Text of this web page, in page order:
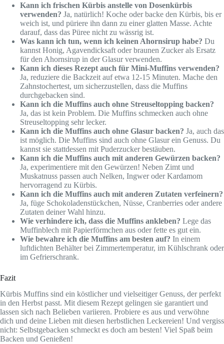
Kann ich frischen Kürbis anstelle von Dosenkürbis
verwenden? Ja, natürlich! Koche oder backe den Kürbis, bis er
weich ist, und püriere ihn dann zu einer glatten Masse. Achte
darauf, dass das Püree nicht zu wässrig ist.
Was kann ich tun, wenn ich keinen Ahornsirup habe? Du
kannst Honig, Agavendicksaft oder braunen Zucker als Ersatz
für den Ahornsirup in der Glasur verwenden.
Kann ich dieses Rezept auch für Mini-Muffins verwenden?
Ja, reduziere die Backzeit auf etwa 12-15 Minuten. Mache den
Zahnstochertest, um sicherzustellen, dass die Muffins
durchgebacken sind.
Kann ich die Muffins auch ohne Streuseltopping backen?
Ja, das ist kein Problem. Die Muffins schmecken auch ohne
Streuseltopping sehr lecker.
Kann ich die Muffins auch ohne Glasur backen? Ja, auch das
ist möglich. Die Muffins sind auch ohne Glasur ein Genuss. Du
kannst sie stattdessen mit Puderzucker bestäuben.
Kann ich die Muffins auch mit anderen Gewürzen backen?
Ja, experimentiere mit den Gewürzen! Neben Zimt und
Muskatnuss passen auch Nelken, Ingwer oder Kardamom
hervorragend zu Kürbis.
Kann ich die Muffins auch mit anderen Zutaten verfeinern?
Ja, füge Schokoladenstückchen, Nüsse, Cranberries oder andere
Zutaten deiner Wahl hinzu.
Wie verhindere ich, dass die Muffins ankleben? Lege das
Muffinblech mit Papierförmchen aus oder fette es gut ein.
Wie bewahre ich die Muffins am besten auf? In einem
luftdichten Behälter bei Zimmertemperatur, im Kühlschrank oder
im Gefrierschrank.
Fazit
Kürbis Muffins sind ein köstlicher und vielseitiger Genuss, der perfekt
in den Herbst passt. Mit diesem Rezept gelingen sie garantiert und
lassen sich nach Belieben variieren. Probiere es aus und verwöhne
dich und deine Lieben mit diesen herbstlichen Leckereien! Und vergiss
nicht: Selbstgebacken schmeckt es doch am besten! Viel Spaß beim
Backen und Genießen!